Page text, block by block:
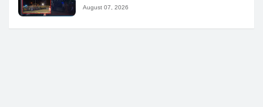
August 07, 2026